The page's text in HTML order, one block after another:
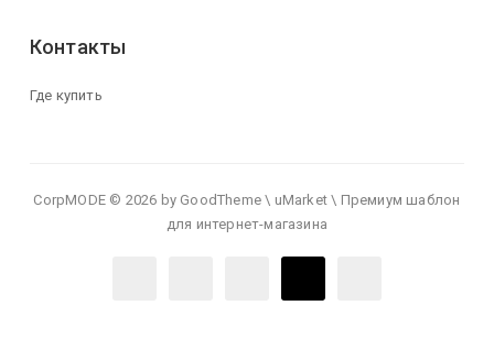
Контакты
Где купить
CorpMODE © 2026 by GoodTheme \ uMarket \ Премиум шаблон
для интернет-магазина